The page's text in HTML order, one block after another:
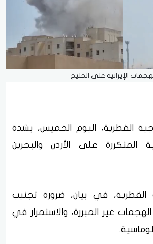
الإيرانية على الخليج
القطرية، اليوم الخميس، بشدة
المتكررة على الأردن والبحرين
القطرية، في بيان، ضرورة تجنيب
غير المبررة، والاستمرار في